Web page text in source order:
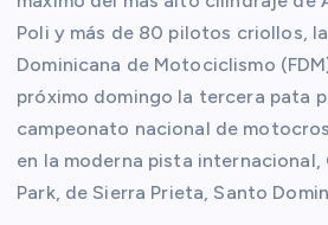
Poli y más de 80 pilotos criollos,
Dominicana de Motociclismo
próximo domingo la tercera pata
campeonato nacional de
en la moderna pista internacional,
Park, de Sierra Prieta, Santo